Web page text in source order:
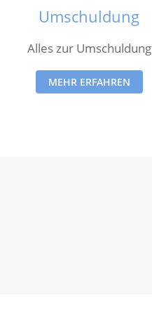
Umschuldung
Alles zur Umschuldung
MEHR ERFAHREN